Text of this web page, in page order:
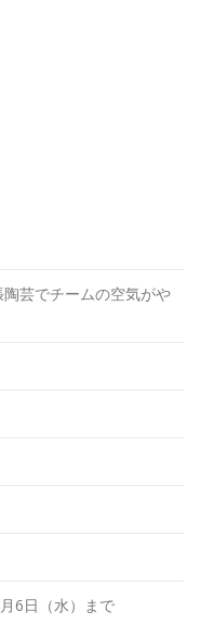
芸でチームの空気がや
6日（水）まで